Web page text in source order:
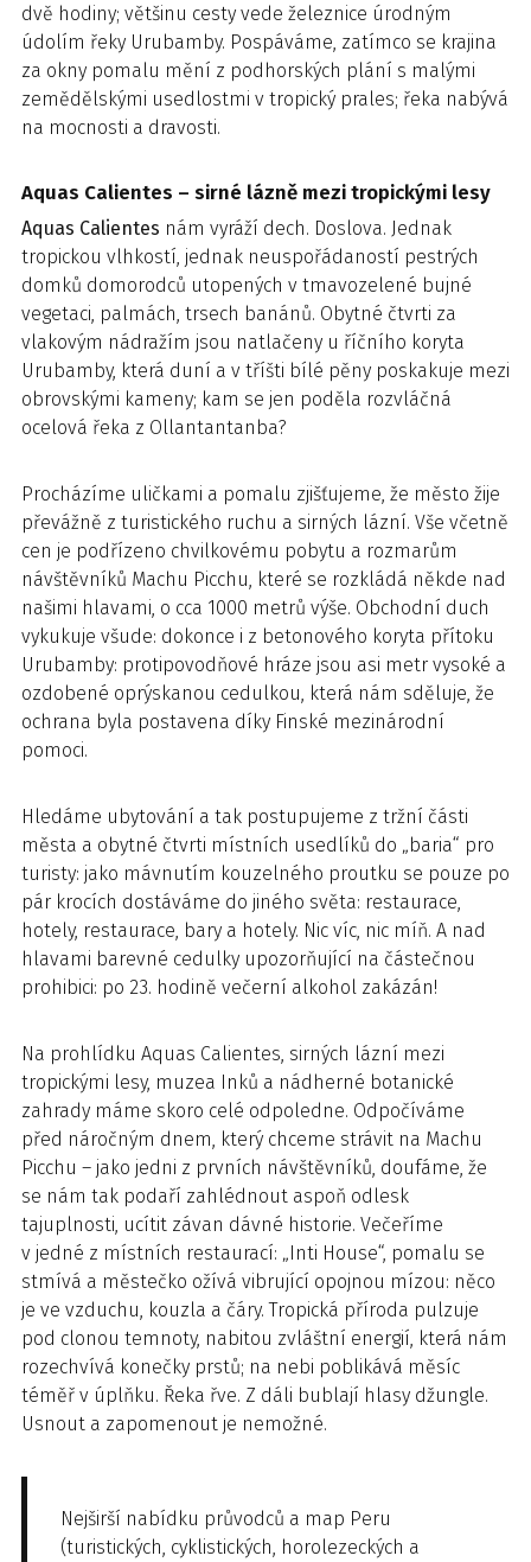
dvě hodiny; většinu cesty vede železnice úrodným
údolím řeky Urubamby. Pospáváme, zatímco se krajina
za okny pomalu mění z podhorských plání s malými
zemědělskými usedlostmi v tropický prales; řeka nabývá
na mocnosti a dravosti.
Aquas Calientes – sirné lázně mezi tropickými lesy
Aquas Calientes nám vyráží dech. Doslova. Jednak
tropickou vlhkostí, jednak neuspořádaností pestrých
domků domorodců utopených v tmavozelené bujné
vegetaci, palmách, trsech banánů. Obytné čtvrti za
vlakovým nádražím jsou natlačeny u říčního koryta
Urubamby, která duní a v tříšti bílé pěny poskakuje mezi
obrovskými kameny; kam se jen poděla rozvláčná
ocelová řeka z Ollantantanba?
Procházíme uličkami a pomalu zjišťujeme, že město žije
převážně z turistického ruchu a sirných lázní. Vše včetně
cen je podřízeno chvilkovému pobytu a rozmarům
návštěvníků Machu Picchu, které se rozkládá někde nad
našimi hlavami, o cca 1000 metrů výše. Obchodní duch
vykukuje všude: dokonce i z betonového koryta přítoku
Urubamby: protipovodňové hráze jsou asi metr vysoké a
ozdobené oprýskanou cedulkou, která nám sděluje, že
ochrana byla postavena díky Finské mezinárodní
pomoci.
Hledáme ubytování a tak postupujeme z tržní části
města a obytné čtvrti místních usedlíků do „baria“ pro
turisty: jako mávnutím kouzelného proutku se pouze po
pár krocích dostáváme do jiného světa: restaurace,
hotely, restaurace, bary a hotely. Nic víc, nic míň. A nad
hlavami barevné cedulky upozorňující na částečnou
prohibici: po 23. hodině večerní alkohol zakázán!
Na prohlídku Aquas Calientes, sirných lázní mezi
tropickými lesy, muzea Inků a nádherné botanické
zahrady máme skoro celé odpoledne. Odpočíváme
před náročným dnem, který chceme strávit na Machu
Picchu – jako jedni z prvních návštěvníků, doufáme, že
se nám tak podaří zahlédnout aspoň odlesk
tajuplnosti, ucítit závan dávné historie. Večeříme
v jedné z místních restaurací: „Inti House“, pomalu se
stmívá a městečko ožívá vibrující opojnou mízou: něco
je ve vzduchu, kouzla a čáry. Tropická příroda pulzuje
pod clonou temnoty, nabitou zvláštní energií, která nám
rozechvívá konečky prstů; na nebi poblikává měsíc
téměř v úplňku. Řeka řve. Z dáli bublají hlasy džungle.
Usnout a zapomenout je nemožné.
Nejširší nabídku průvodců a map Peru
(turistických, cyklistických, horolezeckých a